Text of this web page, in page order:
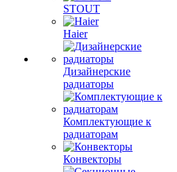
STOUT
Haier
Дизайнерские
радиаторы
Комплектующие к
радиаторам
Конвекторы